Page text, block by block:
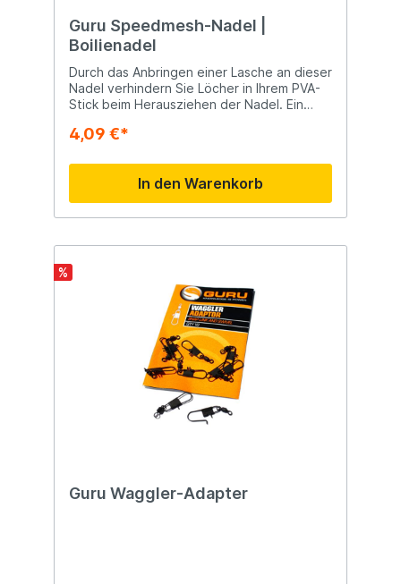
Guru Speedmesh-Nadel |
Boilienadel
Durch das Anbringen einer Lasche an dieser
Nadel verhindern Sie Löcher in Ihrem PVA-
Stick beim Herausziehen der Nadel. Ein
PVA-Benutzer.
4,09 €*
In den Warenkorb
%
Guru Waggler-Adapter